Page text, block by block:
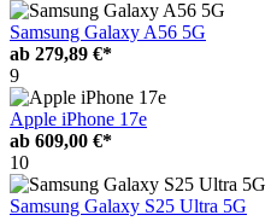
Samsung Galaxy A56 5G
ab 279,89 €*
9
Apple iPhone 17e
ab 609,00 €*
10
Samsung Galaxy S25 Ultra 5G